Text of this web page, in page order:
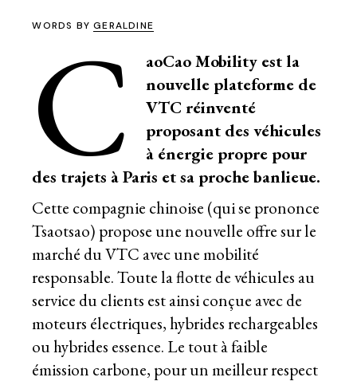
WORDS BYGERALDINE
C
aoCao Mobility est la
nouvelle plateforme de
VTC réinventé
proposant des véhicules
à énergie propre pour
des trajets à Paris et sa proche banlieue.
Cette compagnie chinoise (qui se prononce
Tsaotsao) propose une nouvelle offre sur le
marché du VTC avec une mobilité
responsable. Toute la flotte de véhicules au
service du clients est ainsi conçue avec de
moteurs électriques, hybrides rechargeables
ou hybrides essence. Le tout à faible
émission carbone, pour un meilleur respect